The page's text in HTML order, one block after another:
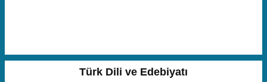
Türk Dili ve Edebiyatı